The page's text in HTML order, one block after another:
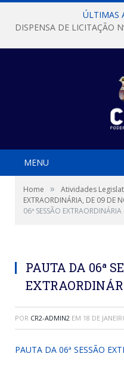
ÚLTIMAS
MENU
Home » Atividades
EXTRAORDINÁRIA, DE 09 DE
06ª SESSÃO
PAUTA DA 06ª
POR CR2-ADMIN2 EM 18 DE
PAUTA DA 06ª SESSÃO